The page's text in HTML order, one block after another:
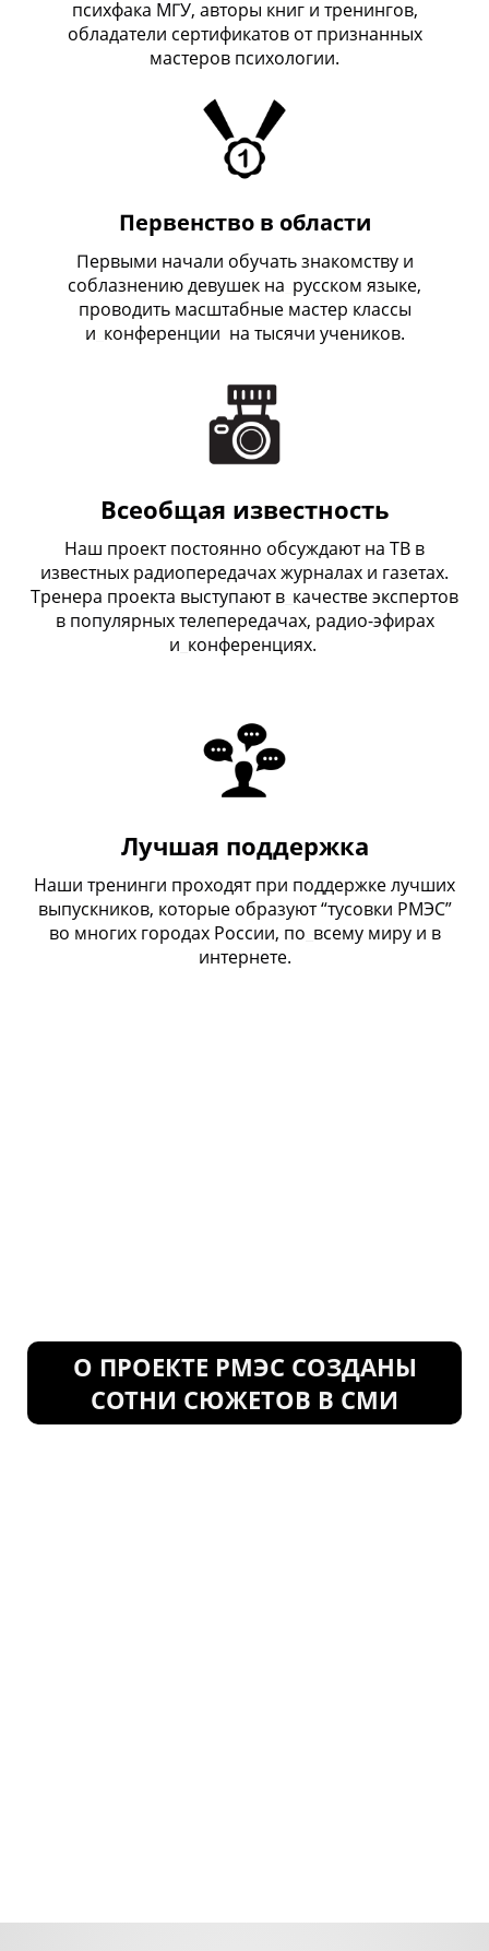
психфака МГУ, авторы книг и тренингов,
обладатели сертификатов от признанных
мастеров психологии.
Первенство в области
Первыми начали обучать знакомству и
соблазнению девушек на русском языке,
проводить масштабные мастер классы
и конференции на тысячи учеников.
Всеобщая известность
Наш проект постоянно обсуждают на ТВ в
известных радиопередачах журналах и газетах.
Тренера проекта выступают в качестве экспертов
в популярных телепередачах, радио-эфирах
и конференциях.
Лучшая поддержка
Наши тренинги проходят при поддержке лучших
выпускников, которые образуют “тусовки РМЭС”
во многих городах России, по всему миру и в
интернете.
О ПРОЕКТЕ РМЭС СОЗДАНЫ
СОТНИ СЮЖЕТОВ В СМИ